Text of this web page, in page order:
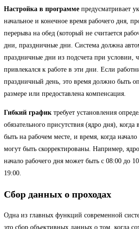
Настройка в программе предусматривает
начальное и конечное время рабочего дня,
перерыва на обед (который не считается
дни, праздничные дни. Система должна
праздничные дни из подсчета при условии,
привлекался к работе в эти дни. Если
праздничный день, это время должно быть
размере или предоставлена компенсация.
Гибкий график требует установления
обязательного присутствия (ядро дня),
быть на рабочем месте, и время, когда
могут быть скорректированы. Например,
начало рабочего дня может быть с 08:00 до
19:00.
Сбор данных о проходах
Одна из главных функций современной
это сбор объективных данных о том, когда